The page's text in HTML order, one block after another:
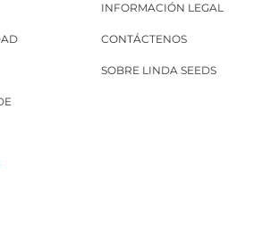
INFORMACIÓN LEGAL
CONTÁCTENOS
SOBRE LINDA SEEDS